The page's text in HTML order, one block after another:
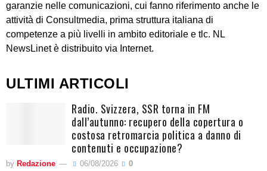
garanzie nelle comunicazioni, cui fanno riferimento anche le
attività di Consultmedia, prima struttura italiana di
competenze a più livelli in ambito editoriale e tlc. NL
NewsLinet è distribuito via Internet.
ULTIMI ARTICOLI
Radio. Svizzera, SSR torna in FM
dall’autunno: recupero della copertura o
costosa retromarcia politica a danno di
contenuti e occupazione?
by Redazione 06/08/2026 0